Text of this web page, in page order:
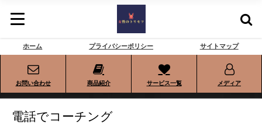
ホーム プライバシーポリシー サイトマップ
お問い合わせ 商品紹介 サービス一覧 メディア
電話でコーチング